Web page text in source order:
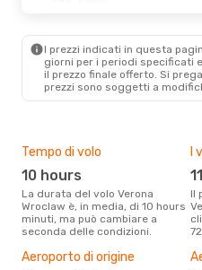
- WRO
Lufthansa1 Scalo
WRO - VRN
I prezzi indicati in questa
giorni per i periodi specificati
il ​​prezzo finale offerto. Si
prezzi sono soggetti a
Tempo di volo
10 hours
La durata del volo Verona
Wroclaw è, in media, di 10 hours
minuti, ma può cambiare a
seconda delle condizioni.
I
Il prezzo più basso per un volo
Aeroporto di origine